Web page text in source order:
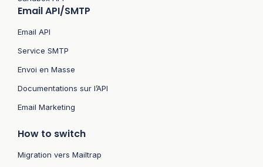
Email API/SMTP
Email API
Service SMTP
Envoi en Masse
Documentations sur l’API
Email Marketing
How to switch
Migration vers Mailtrap